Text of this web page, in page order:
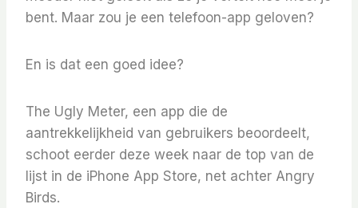
bent. Maar zou je een telefoon-app geloven?
En is dat een goed idee?
The Ugly Meter, een app die de
aantrekkelijkheid van gebruikers beoordeelt,
schoot eerder deze week naar de top van de
lijst in de iPhone App Store, net achter Angry
Birds.